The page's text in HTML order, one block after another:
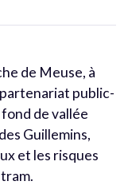
de Meuse, à
public-
de vallée
Guillemins,
et les risques